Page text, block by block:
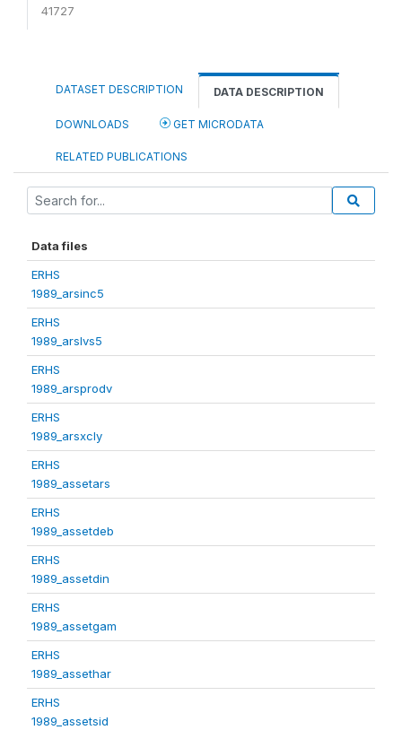
41727
DATASET DESCRIPTION DATA DESCRIPTION
DOWNLOADS GET MICRODATA
RELATED PUBLICATIONS
Data files
ERHS
1989_arsinc5
ERHS
1989_arslvs5
ERHS
1989_arsprodv
ERHS
1989_arsxcly
ERHS
1989_assetars
ERHS
1989_assetdeb
ERHS
1989_assetdin
ERHS
1989_assetgam
ERHS
1989_assethar
ERHS
1989_assetsid